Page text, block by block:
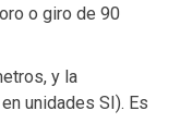
o giro de 90
y la
unidades SI). Es